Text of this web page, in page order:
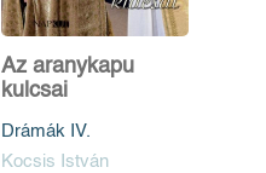
Az aranykapu
kulcsai
Drámák IV.
Kocsis István